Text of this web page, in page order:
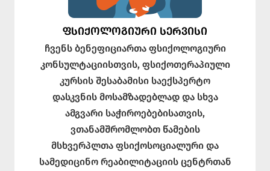
ᲤᲡᲘᲥᲝᲚᲝᲒᲘᲣᲠᲘ ᲡᲔᲠᲕᲘᲡᲘ
ჩვენს ბენეფიციართა ფსიქოლოგიური
კონსულტაციისთვის, ფსიქოთერაპიული
კურსის შესაბამისი საექსპერტო
დასკვნის მოსამზადებლად და სხვა
ამგვარი საჭიროებებისათვის,
ვთანამშრომლობთ წამების
მსხვერპლთა ფსიქოსოციალური და
სამედიცინო რეაბილიტაციის ცენტრთან